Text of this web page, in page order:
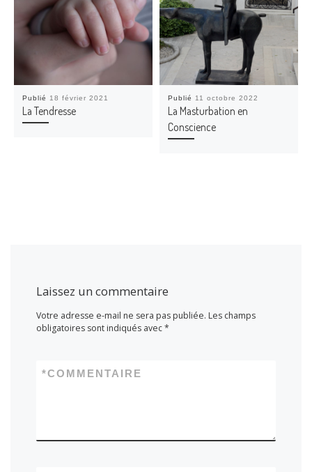
Publié 18 février 2021
La Tendresse
Publié 11 octobre 2022
La Masturbation en
Conscience
Laissez un commentaire
Votre adresse e-mail ne sera pas publiée. Les champs
obligatoires sont indiqués avec*
COMMENTAIRE
*